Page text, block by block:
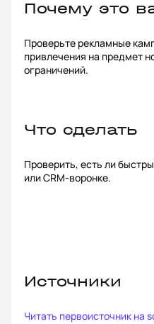
Почему это
Проверьте рекламные
привлечения на предмет
ограничений.
Что сделать
Проверить, есть ли
или CRM-воронке.
Источники
Читать первоисточник на